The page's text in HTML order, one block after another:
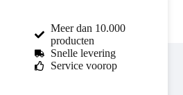
Meer dan 10.000
producten
Snelle levering
Service voorop